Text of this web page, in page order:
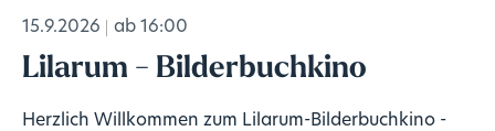
15.9.2026 ab 16:00
Lilarum - Bilderbuchkino
Herzlich Willkommen zum Lilarum-Bilderbuchkino -